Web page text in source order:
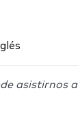
asistirnos a